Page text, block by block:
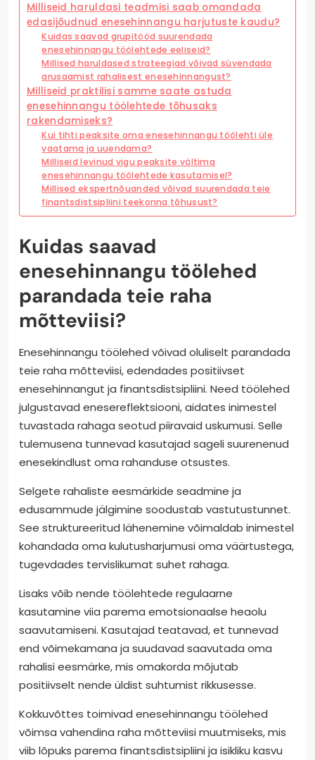
Milliseid haruldasi teadmisi saab omandada
edasijõudnud enesehinnangu harjutuste kaudu?
Kuidas saavad grupitööd suurendada
enesehinnangu töölehtede eeliseid?
Millised haruldased strateegiad võivad süvendada
arusaamist rahalisest enesehinnangust?
Milliseid praktilisi samme saate astuda
enesehinnangu töölehtede tõhusaks
rakendamiseks?
Kui tihti peaksite oma enesehinnangu töölehti üle
vaatama ja uuendama?
Milliseid levinud vigu peaksite vältima
enesehinnangu töölehtede kasutamisel?
Millised ekspertnõuanded võivad suurendada teie
finantsdistsipliini teekonna tõhusust?
Kuidas saavad
enesehinnangu töölehed
parandada teie raha
mõtteviisi?
Enesehinnangu töölehed võivad oluliselt parandada
teie raha mõtteviisi, edendades positiivset
enesehinnangut ja finantsdistsipliini. Need töölehed
julgustavad enesereflektsiooni, aidates inimestel
tuvastada rahaga seotud piiravaid uskumusi. Selle
tulemusena tunnevad kasutajad sageli suurenenud
enesekindlust oma rahanduse otsustes.
Selgete rahaliste eesmärkide seadmine ja
edusammude jälgimine soodustab vastutustunnet.
See struktureeritud lähenemine võimaldab inimestel
kohandada oma kulutusharjumusi oma väärtustega,
tugevdades tervislikumat suhet rahaga.
Lisaks võib nende töölehtede regulaarne
kasutamine viia parema emotsionaalse heaolu
saavutamiseni. Kasutajad teatavad, et tunnevad
end võimekamana ja suudavad saavutada oma
rahalisi eesmärke, mis omakorda mõjutab
positiivselt nende üldist suhtumist rikkusesse.
Kokkuvõttes toimivad enesehinnangu töölehed
võimsa vahendina raha mõtteviisi muutmiseks, mis
viib lõpuks parema finantsdistsipliini ja isikliku kasvu